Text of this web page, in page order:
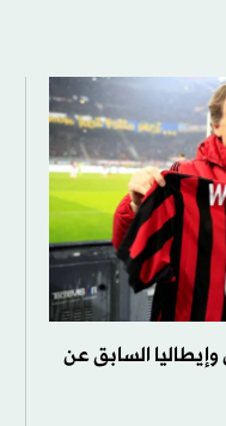
وإيطاليا السابق عن